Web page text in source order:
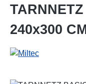
240x300